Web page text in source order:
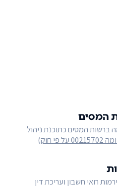
המסים
ברשות המסים כתוכנת ניהול
פי חוק )
רואי חשבון ועריכת דין